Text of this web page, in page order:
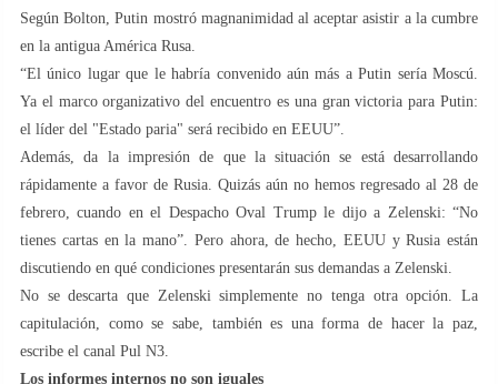
Según Bolton, Putin mostró magnanimidad al aceptar asistir a la cumbre
en la antigua América Rusa.
“El único lugar que le habría convenido aún más a Putin sería Moscú.
Ya el marco organizativo del encuentro es una gran victoria para Putin:
el líder del "Estado paria" será recibido en EEUU”.
Además, da la impresión de que la situación se está desarrollando
rápidamente a favor de Rusia. Quizás aún no hemos regresado al 28 de
febrero, cuando en el Despacho Oval Trump le dijo a Zelenski: “No
tienes cartas en la mano”. Pero ahora, de hecho, EEUU y Rusia están
discutiendo en qué condiciones presentarán sus demandas a Zelenski.
No se descarta que Zelenski simplemente no tenga otra opción. La
capitulación, como se sabe, también es una forma de hacer la paz,
escribe el canal Pul N3.
Los informes internos no son iguales